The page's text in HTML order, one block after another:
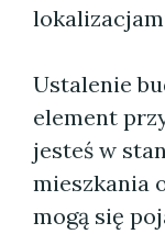
Ustalenie
element
jesteś w
mieszkania
mogą się